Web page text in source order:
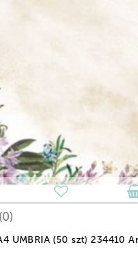
UMBRIA (50 szt) 234410
(0)